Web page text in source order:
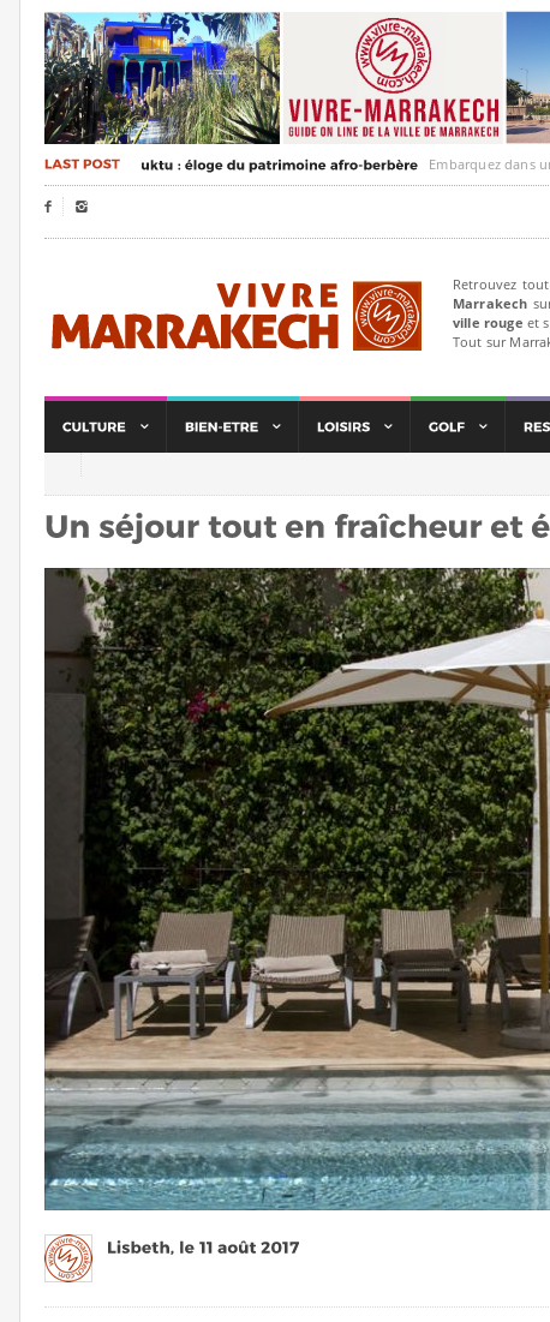
Embarquez dans un
 
Retrouvez
Marrakech
ville rouge et
Tout sur